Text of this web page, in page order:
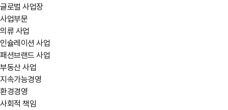
글로벌 사업장
사업부문
의류 사업
인슐레이션 사업
패션브랜드 사업
부동산 사업
지속가능경영
환경경영
사회적 책임